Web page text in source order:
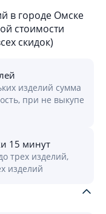
в городе Омске
стоимости
скидок)
изделий сумма
при не выкупе
15 минут
трех изделий,
изделий